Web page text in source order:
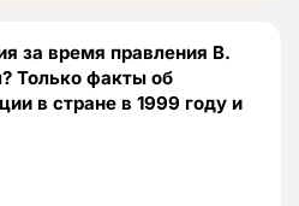
за время правления В.
Только факты об
в стране в 1999 году и